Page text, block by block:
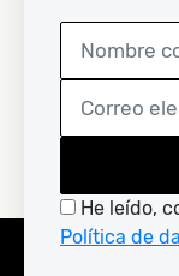
He leído,
Política de